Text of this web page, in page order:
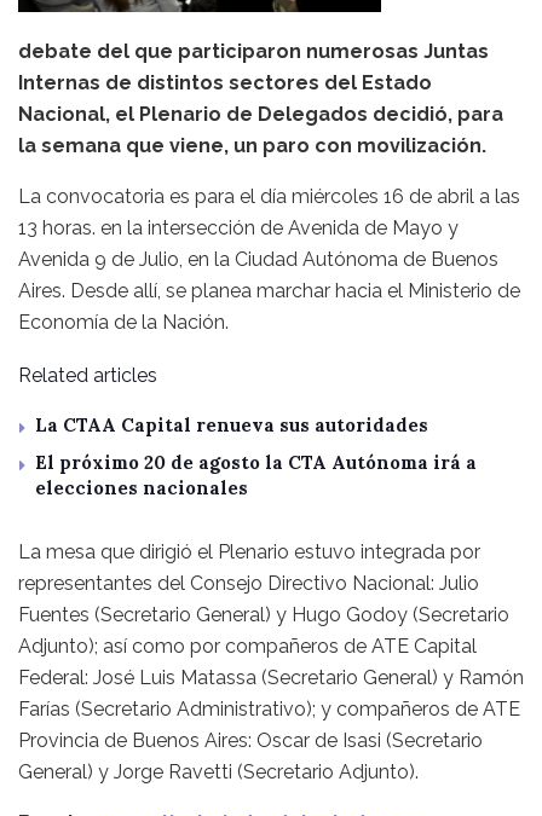
debate del que participaron numerosas Juntas
Internas de distintos sectores del Estado
Nacional, el Plenario de Delegados decidió, para
la semana que viene, un paro con movilización.
La convocatoria es para el día miércoles 16 de abril a las
13 horas. en la intersección de Avenida de Mayo y
Avenida 9 de Julio, en la Ciudad Autónoma de Buenos
Aires. Desde allí, se planea marchar hacia el Ministerio de
Economía de la Nación.
Related articles
La CTAA Capital renueva sus autoridades
El próximo 20 de agosto la CTA Autónoma irá a
elecciones nacionales
La mesa que dirigió el Plenario estuvo integrada por
representantes del Consejo Directivo Nacional: Julio
Fuentes (Secretario General) y Hugo Godoy (Secretario
Adjunto); así como por compañeros de ATE Capital
Federal: José Luis Matassa (Secretario General) y Ramón
Farías (Secretario Administrativo); y compañeros de ATE
Provincia de Buenos Aires: Oscar de Isasi (Secretario
General) y Jorge Ravetti (Secretario Adjunto).